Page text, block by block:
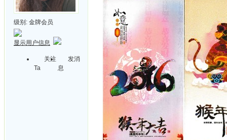
级别: 金牌会员
显示用户信息
关注
Ta
发消
息